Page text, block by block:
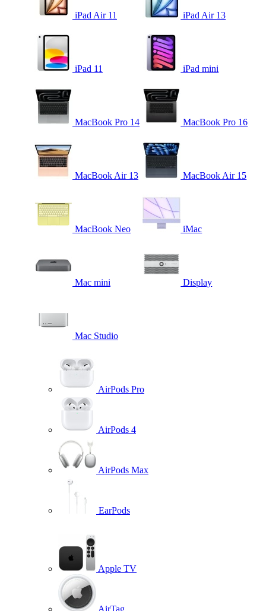
iPad Air 11 iPad Air 13
iPad 11 iPad mini
MacBook Pro 14 MacBook Pro 16
MacBook Air 13 MacBook Air 15
MacBook Neo iMac
Mac mini Display
Mac Studio
AirPods Pro
AirPods 4
AirPods Max
EarPods
Apple TV